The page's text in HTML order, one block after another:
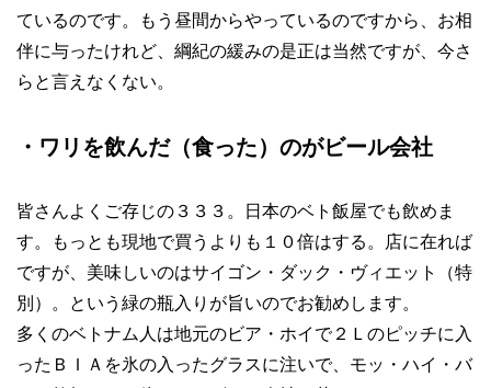
ているのです。もう昼間からやっているのですから、お相
伴に与ったけれど、綱紀の緩みの是正は当然ですが、今さ
らと言えなくない。
・ワリを飲んだ（食った）のがビール会社
皆さんよくご存じの３３３。日本のベト飯屋でも飲めま
す。もっとも現地で買うよりも１０倍はする。店に在れば
ですが、美味しいのはサイゴン・ダック・ヴィエット（特
別）。という緑の瓶入りが旨いのでお勧めします。
多くのベトナム人は地元のビア・ホイで２Ｌのピッチに入
ったＢＩＡを氷の入ったグラスに注いで、モッ・ハイ・バ